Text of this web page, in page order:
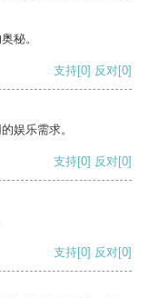
秘。
支持[0] 反对[0]
娱乐需求。
支持[0] 反对[0]
支持[0] 反对[0]